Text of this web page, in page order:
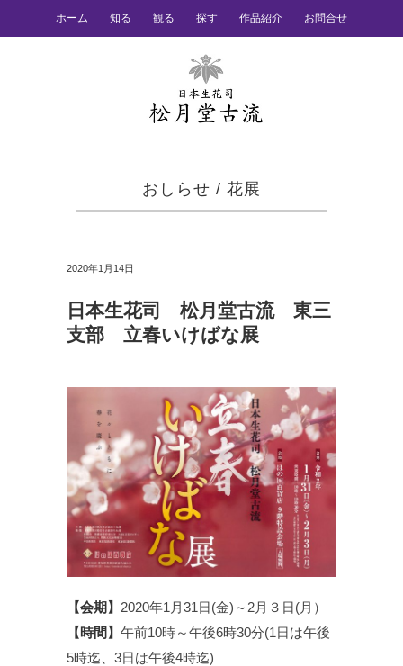
ホーム 知る 観る 探す 作品紹介 お問合せ
おしらせ / 花展
2020年1月14日
日本生花司 松月堂古流 東三
支部 立春いけばな展
【会期】 2020年1月31日(金)～2月３日(月）
【時間】 午前10時～午後6時30分(1日は午後
5時迄、3日は午後4時迄)